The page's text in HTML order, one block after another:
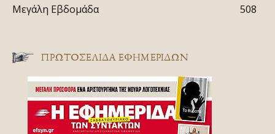
Μεγάλη Εβδομάδα
508
ΠΡΩΤΟΣΈΛΙΔΑ ΕΦΗΜΕΡΊΔΩΝ